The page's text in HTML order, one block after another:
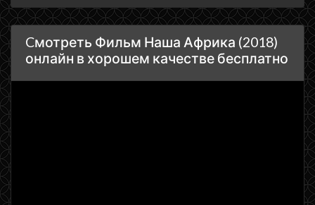
Cмотреть Фильм Наша Африка (2018)
онлайн в хорошем качестве бесплатно